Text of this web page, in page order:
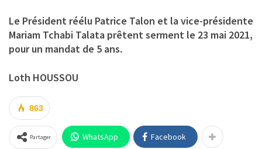
Le Président réélu Patrice Talon et la vice-présidente
Mariam Tchabi Talata prêtent serment le 23 mai 2021,
pour un mandat de 5 ans.
Loth HOUSSOU
863
Partager WhatsApp Facebook